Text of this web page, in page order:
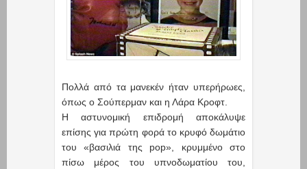
Πολλά από τα μανεκέν ήταν υπερήρωες,
όπως ο Σούπερμαν και η Λάρα Κροφτ.
Η αστυνομική επιδρομή αποκάλυψε
επίσης για πρώτη φορά το κρυφό δωμάτιο
του «βασιλιά της pop», κρυμμένο στο
πίσω μέρος του υπνοδωματίου του,